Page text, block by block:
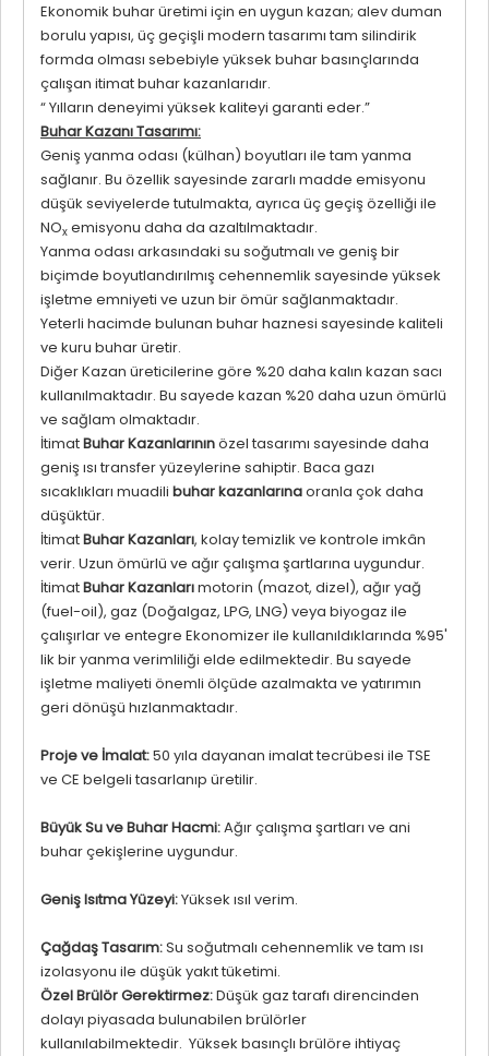
Ekonomik buhar üretimi için en uygun kazan; alev duman
borulu yapısı, üç geçişli modern tasarımı tam silindirik
formda olması sebebiyle yüksek buhar basınçlarında
çalışan itimat buhar kazanlarıdır.
“ Yılların deneyimi yüksek kaliteyi garanti eder.”
Buhar Kazanı Tasarımı:
Geniş yanma odası (külhan) boyutları ile tam yanma
sağlanır. Bu özellik sayesinde zararlı madde emisyonu
düşük seviyelerde tutulmakta, ayrıca üç geçiş özelliği ile
NOx emisyonu daha da azaltılmaktadır.
Yanma odası arkasındaki su soğutmalı ve geniş bir
biçimde boyutlandırılmış cehennemlik sayesinde yüksek
işletme emniyeti ve uzun bir ömür sağlanmaktadır.
Yeterli hacimde bulunan buhar haznesi sayesinde kaliteli
ve kuru buhar üretir.
Diğer Kazan üreticilerine göre %20 daha kalın kazan sacı
kullanılmaktadır. Bu sayede kazan %20 daha uzun ömürlü
ve sağlam olmaktadır.
İtimatBuhar Kazanlarınınözel tasarımı sayesinde daha
geniş ısı transfer yüzeylerine sahiptir. Baca gazı
sıcaklıkları muadili buhar kazanlarınaoranla çok daha
düşüktür.
İtimatBuhar Kazanları, kolay temizlik ve kontrole imkân
verir. Uzun ömürlü ve ağır çalışma şartlarına uygundur.
İtimatBuhar Kazanlarımotorin (mazot, dizel), ağır yağ
(fuel-oil), gaz (Doğalgaz, LPG, LNG) veya biyogaz ile
çalışırlar ve entegre Ekonomizer ile kullanıldıklarında %95'
lik bir yanma verimliliği elde edilmektedir. Bu sayede
işletme maliyeti önemli ölçüde azalmakta ve yatırımın
geri dönüşü hızlanmaktadır.
Proje ve İmalat:50 yıla dayanan imalat tecrübesi ile TSE
ve CE belgeli tasarlanıp üretilir.
Büyük Su ve Buhar Hacmi:Ağır çalışma şartları ve ani
buhar çekişlerine uygundur.
Geniş Isıtma Yüzeyi:Yüksek ısıl verim.
Çağdaş Tasarım:Su soğutmalı cehennemlik ve tam ısı
izolasyonu ile düşük yakıt tüketimi.
Özel Brülör Gerektirmez:Düşük gaz tarafı direncinden
dolayı piyasada bulunabilen brülörler
kullanılabilmektedir. Yüksek basınçlı brülöre ihtiyaç